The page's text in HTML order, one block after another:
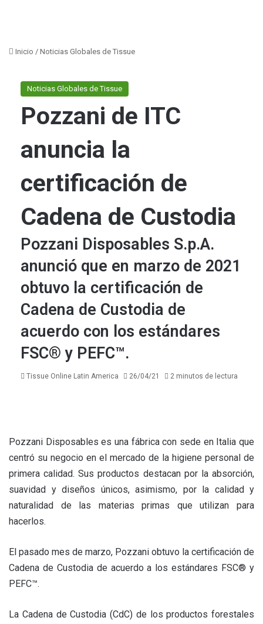
Inicio / Noticias Globales de Tissue
Noticias Globales de Tissue
Pozzani de ITC
anuncia la
certificación de
Cadena de Custodia
Pozzani Disposables S.p.A.
anunció que en marzo de 2021
obtuvo la certificación de
Cadena de Custodia de
acuerdo con los estándares
FSC® y PEFC™.
Tissue Online Latin America 26/04/21 2 minutos de lectura
Pozzani Disposables es una fábrica con sede en Italia que
centró su negocio en el mercado de la higiene personal de
primera calidad. Sus productos destacan por la absorción,
suavidad y diseños únicos, asimismo, por la calidad y
naturalidad de las materias primas que utilizan para
hacerlos.
El pasado mes de marzo, Pozzani obtuvo la certificación de
Cadena de Custodia de acuerdo a los estándares FSC® y
PEFC™.
La Cadena de Custodia (CdC) de los productos forestales